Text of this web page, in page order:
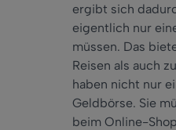
ergibt sich
eigentlich nur
müssen. Das
Reisen als auch
haben nicht nur
Geldbörse. Sie
beim Online-